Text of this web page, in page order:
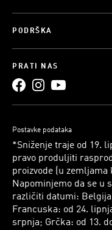
PODRŠKA
PRATI NAS
Postavke podataka
*Sniženje traje od 19.
pravo produljiti
proizvode (u zemljama
Napominjemo da se u
različiti datumi:
Francuska: od 24.
srpnja; Grčka: od 13.